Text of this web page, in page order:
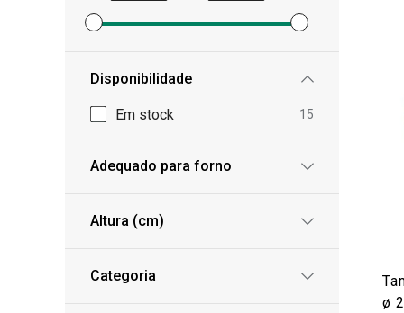
Definir filtro de preço mínimo
Definir filtro de preço máximo
Disponibilidade
Em stock 15
Adequado para forno
Altura (cm)
Categoria
ø